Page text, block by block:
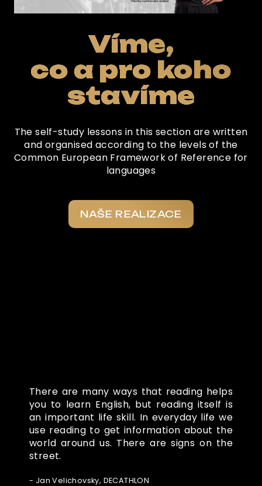
Víme,
co a pro koho
stavíme
The self-study lessons in this section are written
and organised according to the levels of the
Common European Framework of Reference for
languages
NAŠE REALIZACE
There are many ways that reading helps
you to learn English, but reading itself is
an important life skill. In everyday life we
use reading to get information about the
world around us. There are signs on the
street.
- Jan Velichovsky, DECATHLON